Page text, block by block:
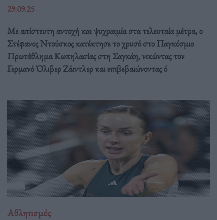
29.09.25
Με απίστευτη αντοχή και ψυχραιμία στα τελευταία μέτρα, ο
Στέφανος Ντούσκος κατέκτησε το χρυσό στο Παγκόσμιο
Πρωτάθλημα Κωπηλασίας στη Σαγκάη, νικώντας τον
Γερμανό Όλιβερ Ζάιντλερ και επιβεβαιώνοντας ό
Αθλητισμός